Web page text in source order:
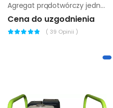
Agregat prądotwórczy jednofazowy Pramac X12000
Cena do uzgodnienia
( 39 Opinii )